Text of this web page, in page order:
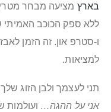
בארץ
ללא ספק הכוכב האמיתי
ו-סטרפ און. זה הזמן
למציאות.
תני לעצמך ולבן הזוג
אני על ההגה…